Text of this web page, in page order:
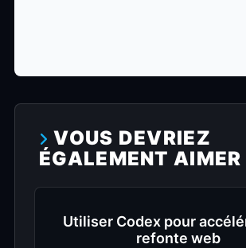
VOUS DEVRIEZ
ÉGALEMENT AIMER
Utiliser Codex pour
refonte web